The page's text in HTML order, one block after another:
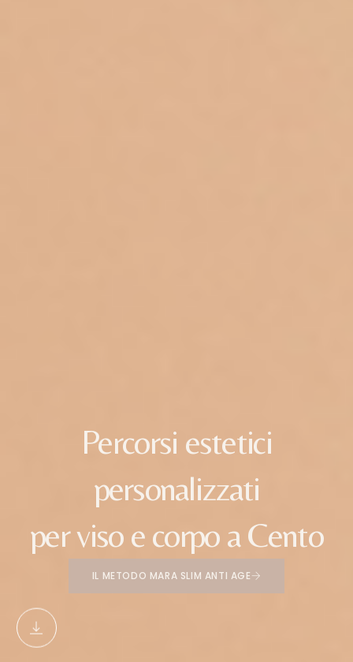
Percorsi estetici
personalizzati
perviso e corpo aCento
IL METODO MARA SLIM ANTI AGE